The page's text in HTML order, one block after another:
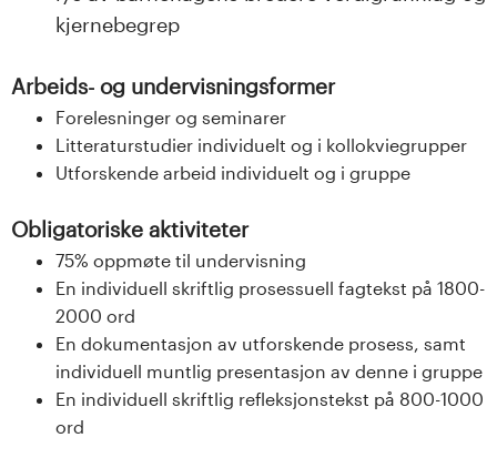
kjernebegrep
Arbeids- og undervisningsformer
Forelesninger og seminarer
Litteraturstudier individuelt og i kollokviegrupper
Utforskende arbeid individuelt og i gruppe
Obligatoriske aktiviteter
75% oppmøte til undervisning
En individuell skriftlig prosessuell fagtekst på 1800-
2000 ord
En dokumentasjon av utforskende prosess, samt
individuell muntlig presentasjon av denne i gruppe
En individuell skriftlig refleksjonstekst på 800-1000
ord